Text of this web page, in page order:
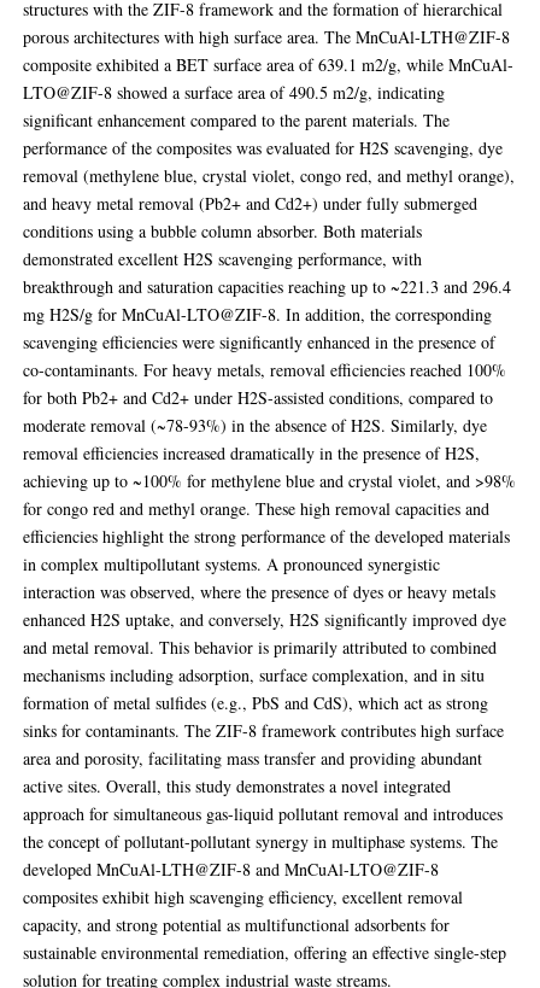
structures with the ZIF-8 framework and the formation of hierarchical
porous architectures with high surface area. The MnCuAl-LTH@ZIF-8
composite exhibited a BET surface area of 639.1 m2/g, while MnCuAl-
LTO@ZIF-8 showed a surface area of 490.5 m2/g, indicating
significant enhancement compared to the parent materials. The
performance of the composites was evaluated for H2S scavenging, dye
removal (methylene blue, crystal violet, congo red, and methyl orange),
and heavy metal removal (Pb2+ and Cd2+) under fully submerged
conditions using a bubble column absorber. Both materials
demonstrated excellent H2S scavenging performance, with
breakthrough and saturation capacities reaching up to ~221.3 and 296.4
mg H2S/g for MnCuAl-LTO@ZIF-8. In addition, the corresponding
scavenging efficiencies were significantly enhanced in the presence of
co-contaminants. For heavy metals, removal efficiencies reached 100%
for both Pb2+ and Cd2+ under H2S-assisted conditions, compared to
moderate removal (~78-93%) in the absence of H2S. Similarly, dye
removal efficiencies increased dramatically in the presence of H2S,
achieving up to ~100% for methylene blue and crystal violet, and >98%
for congo red and methyl orange. These high removal capacities and
efficiencies highlight the strong performance of the developed materials
in complex multipollutant systems. A pronounced synergistic
interaction was observed, where the presence of dyes or heavy metals
enhanced H2S uptake, and conversely, H2S significantly improved dye
and metal removal. This behavior is primarily attributed to combined
mechanisms including adsorption, surface complexation, and in situ
formation of metal sulfides (e.g., PbS and CdS), which act as strong
sinks for contaminants. The ZIF-8 framework contributes high surface
area and porosity, facilitating mass transfer and providing abundant
active sites. Overall, this study demonstrates a novel integrated
approach for simultaneous gas-liquid pollutant removal and introduces
the concept of pollutant-pollutant synergy in multiphase systems. The
developed MnCuAl-LTH@ZIF-8 and MnCuAl-LTO@ZIF-8
composites exhibit high scavenging efficiency, excellent removal
capacity, and strong potential as multifunctional adsorbents for
sustainable environmental remediation, offering an effective single-step
solution for treating complex industrial waste streams.